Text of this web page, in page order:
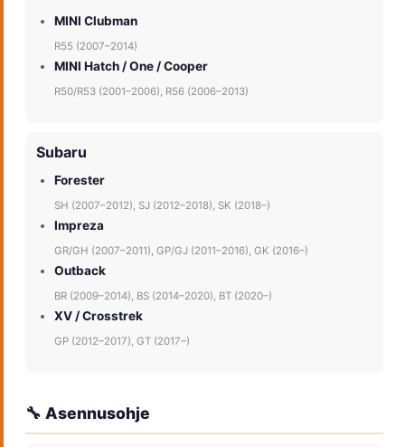
MINI Clubman
R55 (2007–2014)
MINI Hatch / One / Cooper
R50/R53 (2001–2006), R56 (2006–2013)
Subaru
Forester
SH (2007–2012), SJ (2012–2018), SK (2018–)
Impreza
GR/GH (2007–2011), GP/GJ (2011–2016), GK (2016–)
Outback
BR (2009–2014), BS (2014–2020), BT (2020–)
XV / Crosstrek
GP (2012–2017), GT (2017–)
🔧 Asennusohje